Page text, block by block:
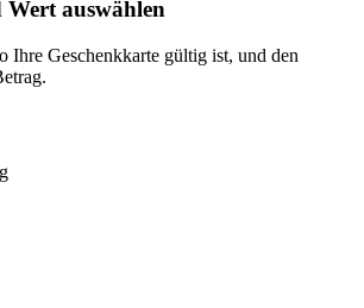
Wert auswählen
Ihre Geschenkkarte gültig ist, und den